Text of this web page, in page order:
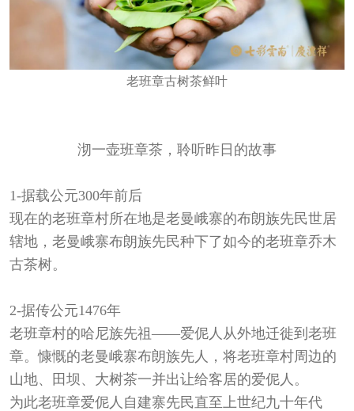
老班章古树茶鲜叶
沏一壶班章茶，聆听昨日的故事
1-据载公元300年前后
现在的老班章村所在地是老曼峨寨的布朗族先民世居
辖地，老曼峨寨布朗族先民种下了如今的老班章乔木
古茶树。
2-据传公元1476年
老班章村的哈尼族先祖——爱伲人从外地迁徙到老班
章。慷慨的老曼峨寨布朗族先人，将老班章村周边的
山地、田坝、大树茶一并出让给客居的爱伲人。
为此老班章爱伲人自建寨先民直至上世纪九十年代